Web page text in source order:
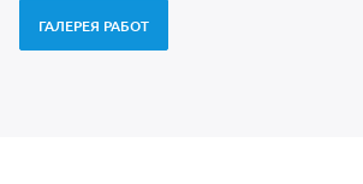
ГАЛЕРЕЯ РАБОТ